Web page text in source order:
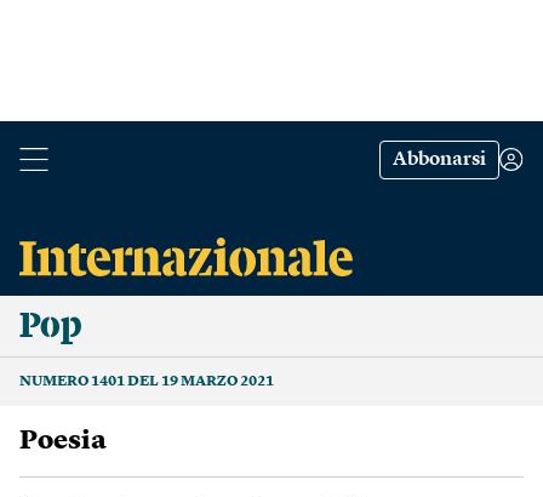
Abbonarsi
Pop
NUMERO 1401 DEL 19 MARZO 2021
poesia